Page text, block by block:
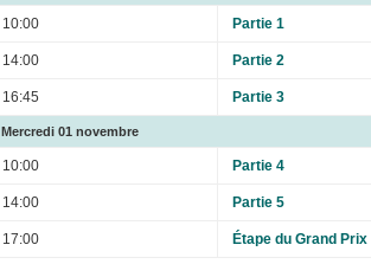
10:00 Partie 1
14:00 Partie 2
16:45 Partie 3
Mercredi 01 novembre
10:00 Partie 4
14:00 Partie 5
17:00 Étape du Grand Prix